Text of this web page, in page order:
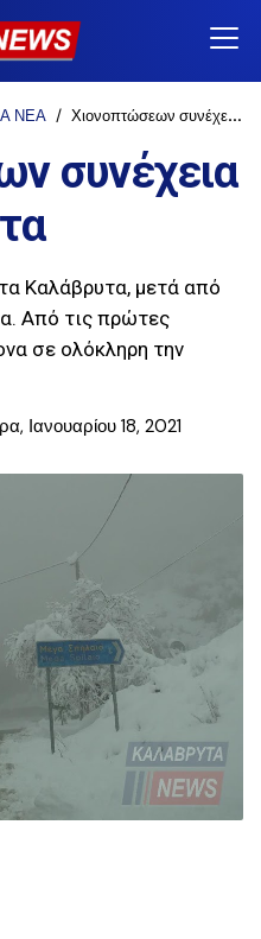
ΝΕΑ Χιονοπτώσεων συνέχεια στα Καλάβρυτα
συνέχεια
Καλάβρυτα, μετά από
Από τις πρώτες
σε ολόκληρη την
Ιανουαρίου 18, 2021